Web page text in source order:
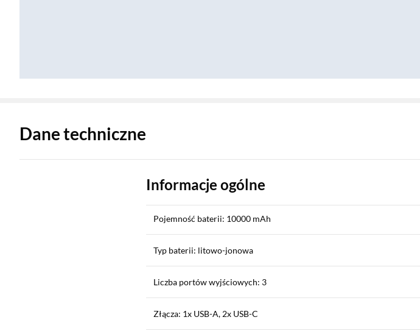
Dane techniczne
Informacje ogólne
Pojemność baterii: 10000 mAh
Typ baterii: litowo-jonowa
Liczba portów wyjściowych: 3
Złącza: 1x USB-A, 2x USB-C